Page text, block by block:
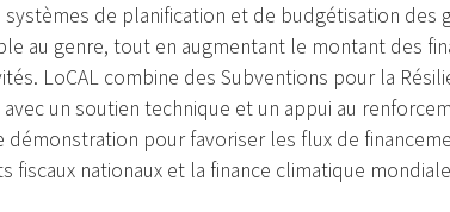
systèmes de planification et de budgétisation des
au genre, tout en augmentant le montant des
LoCAL combine des Subventions pour la
avec un soutien technique et un appui au
démonstration pour favoriser les flux de
fiscaux nationaux et la finance climatique